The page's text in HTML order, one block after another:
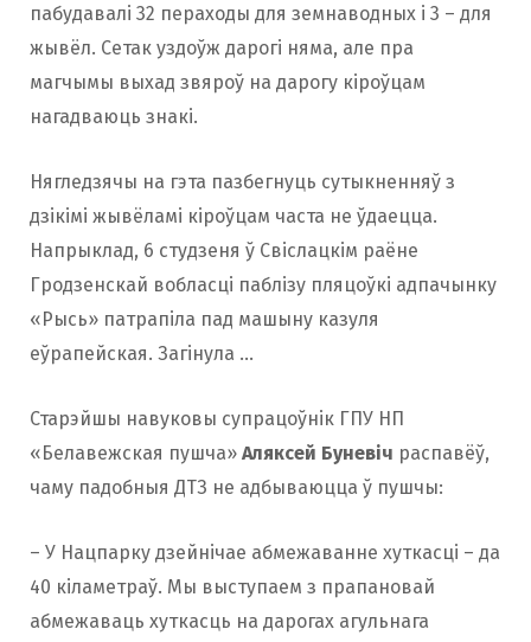
пабудавалі 32 пераходы для земнаводных і 3 – для
жывёл. Сетак уздоўж дарогі няма, але пра
магчымы выхад звяроў на дарогу кіроўцам
нагадваюць знакі.
Нягледзячы на ​​гэта пазбегнуць сутыкненняў з
дзікімі жывёламі кіроўцам часта не ўдаецца.
Напрыклад, 6 студзеня ў Свіслацкім раёне
Гродзенскай вобласці паблізу пляцоўкі адпачынку
«Рысь» патрапіла пад машыну казуля
еўрапейская. Загінула …
Старэйшы навуковы супрацоўнік ГПУ НП
«Белавежская пушча» Аляксей Буневіч распавёў,
чаму падобныя ДТЗ не адбываюцца ў пушчы:
– У Нацпарку дзейнічае абмежаванне хуткасці – да
40 кіламетраў. Мы выступаем з прапановай
абмежаваць хуткасць на дарогах агульнага